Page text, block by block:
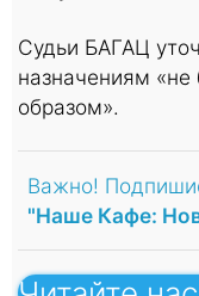
Судьи БАГАЦ
назначениям
образом».
Важно!
"Наше Кафе: